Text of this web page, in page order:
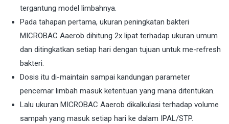
tergantung model limbahnya.
Pada tahapan pertama, ukuran peningkatan bakteri
MICROBAC Aaerob dihitung 2x lipat terhadap ukuran umum
dan ditingkatkan setiap hari dengan tujuan untuk me-refresh
bakteri.
Dosis itu di-maintain sampai kandungan parameter
pencemar limbah masuk ketentuan yang mana ditentukan.
Lalu ukuran MICROBAC Aaerob dikalkulasi terhadap volume
sampah yang masuk setiap hari ke dalam IPAL/STP.